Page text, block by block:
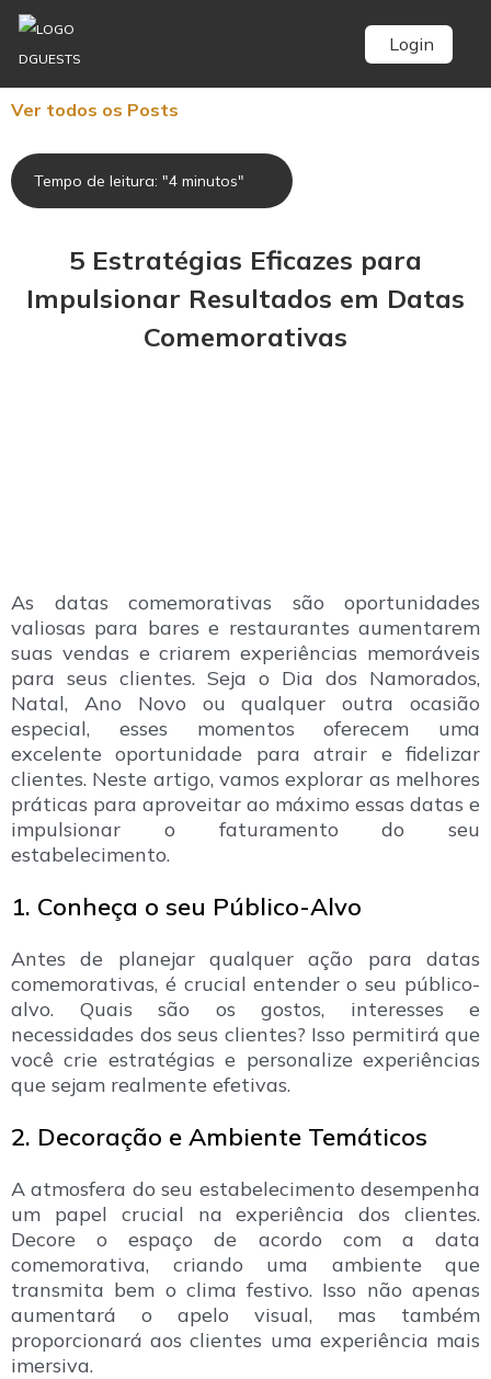
Login
Ver todos os Posts
Tempo de leitura: "4 minutos"
5 Estratégias Eficazes para
Impulsionar Resultados em Datas
Comemorativas
As datas comemorativas são oportunidades
valiosas para bares e restaurantes aumentarem
suas vendas e criarem experiências memoráveis
para seus clientes. Seja o Dia dos Namorados,
Natal, Ano Novo ou qualquer outra ocasião
especial, esses momentos oferecem uma
excelente oportunidade para atrair e fidelizar
clientes. Neste artigo, vamos explorar as melhores
práticas para aproveitar ao máximo essas datas e
impulsionar o faturamento do seu
estabelecimento.
1. Conheça o seu Público-Alvo
Antes de planejar qualquer ação para datas
comemorativas, é crucial entender o seu público-
alvo. Quais são os gostos, interesses e
necessidades dos seus clientes? Isso permitirá que
você crie estratégias e personalize experiências
que sejam realmente efetivas.
2. Decoração e Ambiente Temáticos
A atmosfera do seu estabelecimento desempenha
um papel crucial na experiência dos clientes.
Decore o espaço de acordo com a data
comemorativa, criando uma ambiente que
transmita bem o clima festivo. Isso não apenas
aumentará o apelo visual, mas também
proporcionará aos clientes uma experiência mais
imersiva.